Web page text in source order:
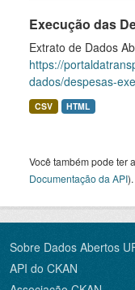
Execução das
Extrato de Dados
https://
dados/despesas-
CSV HTML
Você também pode ter
Documentação da API).
Sobre Dados Abertos
API do CKAN